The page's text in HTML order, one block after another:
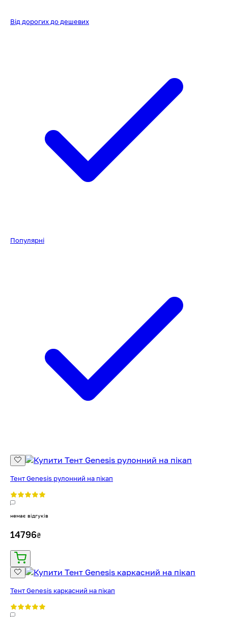
Від дорогих до дешевих
Популярні
Тент Genesis рулонний на пікап
немає відгуків
14796₴
Тент Genesis каркасний на пікап